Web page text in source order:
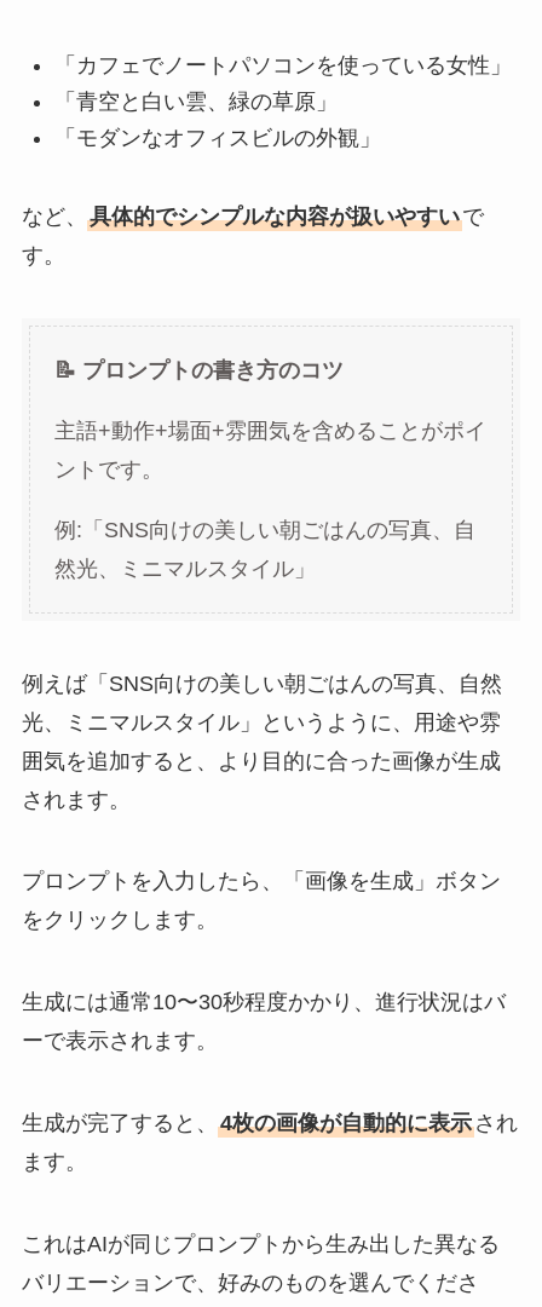
「カフェでノートパソコンを使っている女性」
「青空と白い雲、緑の草原」
「モダンなオフィスビルの外観」
など、 具体的でシンプルな内容が扱いやすいで
す。
📝 プロンプトの書き方のコツ
主語+動作+場面+雰囲気を含めることがポイ
ントです。
例:「SNS向けの美しい朝ごはんの写真、自
然光、ミニマルスタイル」
例えば「SNS向けの美しい朝ごはんの写真、自然
光、ミニマルスタイル」というように、用途や雰
囲気を追加すると、より目的に合った画像が生成
されます。
プロンプトを入力したら、「画像を生成」ボタン
をクリックします。
生成には通常10〜30秒程度かかり、進行状況はバ
ーで表示されます。
生成が完了すると、 4枚の画像が自動的に表示され
ます。
これはAIが同じプロンプトから生み出した異なる
バリエーションで、好みのものを選んでくださ